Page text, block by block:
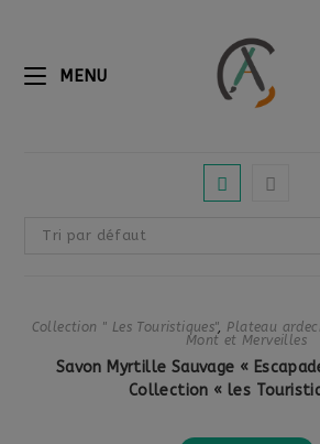
MENU
Tri par défaut
Collection " Les Touristiques", Plateau
Mont et Merveilles
Savon Myrtille Sauvage «
Collection « les